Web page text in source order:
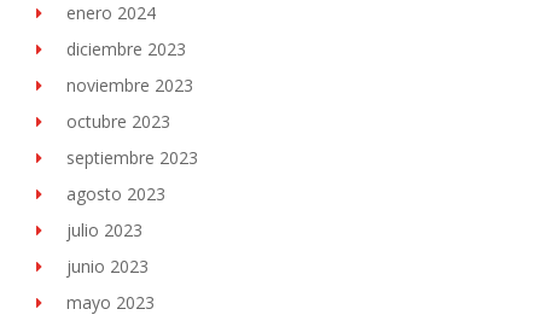
enero 2024
diciembre 2023
noviembre 2023
octubre 2023
septiembre 2023
agosto 2023
julio 2023
junio 2023
mayo 2023